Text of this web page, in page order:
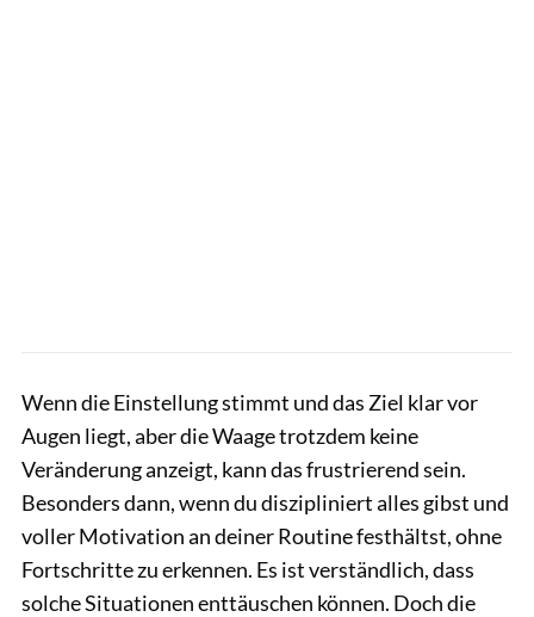
Wenn die Einstellung stimmt und das Ziel klar vor
Augen liegt, aber die Waage trotzdem keine
Veränderung anzeigt, kann das frustrierend sein.
Besonders dann, wenn du diszipliniert alles gibst und
voller Motivation an deiner Routine festhältst, ohne
Fortschritte zu erkennen. Es ist verständlich, dass
solche Situationen enttäuschen können. Doch die